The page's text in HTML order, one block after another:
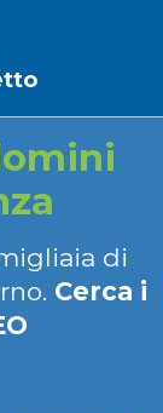
di
Cerca i